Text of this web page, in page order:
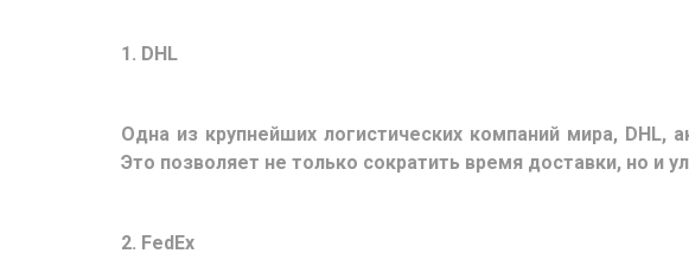
1. DHL
Одна из крупнейших логистических компаний мира, DHL,
Это позволяет не только сократить время доставки, но и
2. FedEx